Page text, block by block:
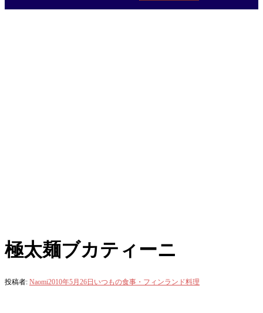
極太麺ブカティーニ
投稿者: Naomi2010年5月26日 いつもの食事・フィンランド料理